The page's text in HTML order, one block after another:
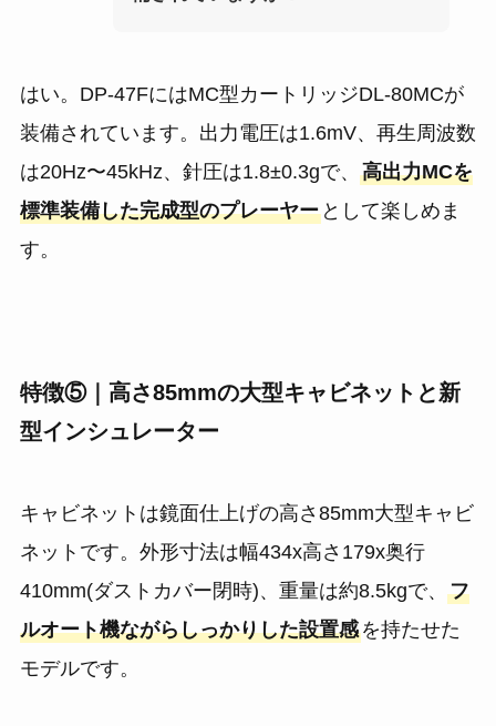
はい。DP-47FにはMC型カートリッジDL-80MCが
装備されています。出力電圧は1.6mV、再生周波数
は20Hz〜45kHz、針圧は1.8±0.3gで、 高出力MCを
標準装備した完成型のプレーヤーとして楽しめま
す。
特徴⑤｜高さ85mmの大型キャビネットと新
型インシュレーター
キャビネットは鏡面仕上げの高さ85mm大型キャビ
ネットです。外形寸法は幅434x高さ179x奥行
410mm(ダストカバー閉時)、重量は約8.5kgで、 フ
ルオート機ながらしっかりした設置感を持たせた
モデルです。